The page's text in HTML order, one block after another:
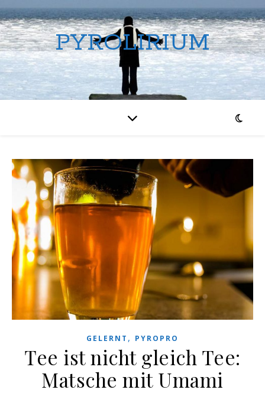
PYROLIRIUM
GELERNT , PYROPRO
Tee ist nicht gleich Tee:
Matsche mit Umami